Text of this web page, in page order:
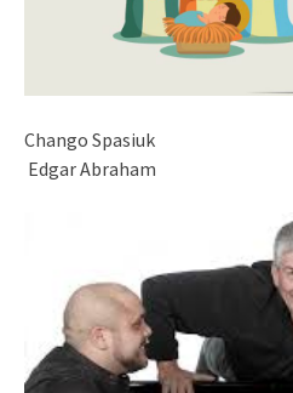
Chango
Edgar Abraham